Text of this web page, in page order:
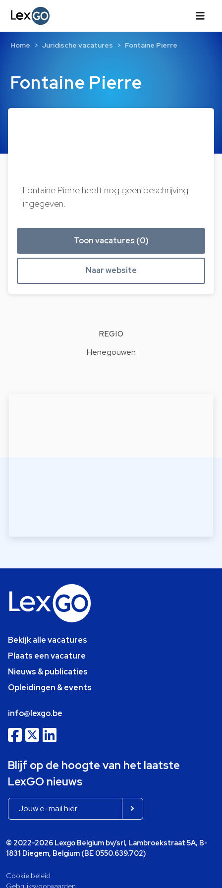
Fontaine Pierre
Home Juridische vacatures Fontaine Pierre
Fontaine Pierre heeft nog geen beschrijving
ingegeven.
Toon vacatures (0)
Naar website
REGIO
Henegouwen
Bekijk alle vacatures
Plaats een vacature
Nieuws & publicaties
Opleidingen & events
info@lexgo.be
Blijf op de hoogte van het laatste
LexGO nieuws
© 2022-2026 Lexgo Belgium bv/srl, Lambroekstraat 5A, B-
1831 Diegem, Belgium (BE 0550.639.702)
Cookie beleid
Gebruiksvoorwaarden